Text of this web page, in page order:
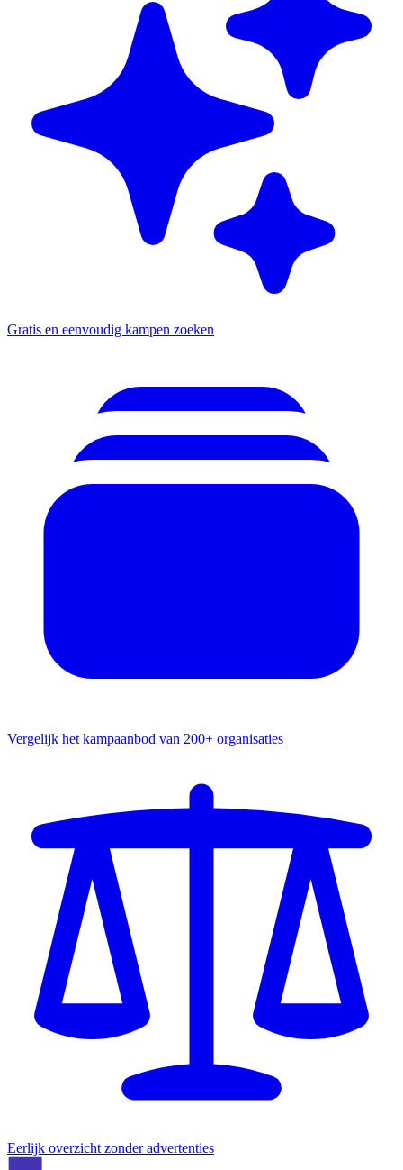
Gratis en eenvoudig kampen zoeken
Vergelijk het kampaanbod van 200+ organisaties
Eerlijk overzicht zonder advertenties